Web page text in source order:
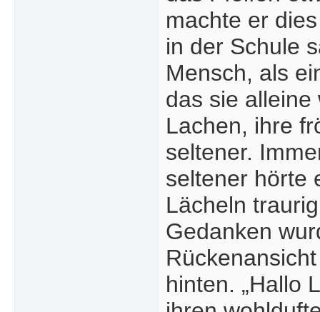
machte er
in der Schule
Mensch, als
das sie
Lachen, ihre
seltener.
seltener hörte
Lächeln
Gedanken
hinten. „Hallo